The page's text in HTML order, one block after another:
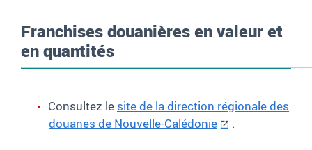
Franchises douanières en valeur et
en quantités
Consultez le site de la direction régionale des
douanes de Nouvelle-Calédonie
.